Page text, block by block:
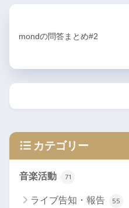
mondの問答まとめ#2
カテゴリー
音楽活動 71
ライブ告知・報告 55